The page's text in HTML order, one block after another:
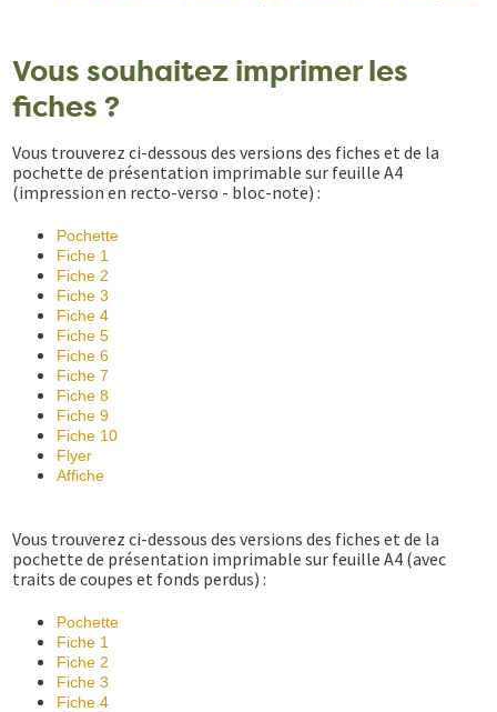
Vous souhaitez imprimer les
fiches ?
Vous trouverez ci-dessous des versions des fiches et de la
pochette de présentation imprimable sur feuille A4
(impression en recto-verso - bloc-note) :
Pochette
Fiche 1
Fiche 2
Fiche 3
Fiche 4
Fiche 5
Fiche 6
Fiche 7
Fiche 8
Fiche 9
Fiche 10
Flyer
Affiche
Vous trouverez ci-dessous des versions des fiches et de la
pochette de présentation imprimable sur feuille A4 (avec
traits de coupes et fonds perdus) :
Pochette
Fiche 1
Fiche 2
Fiche 3
Fiche 4